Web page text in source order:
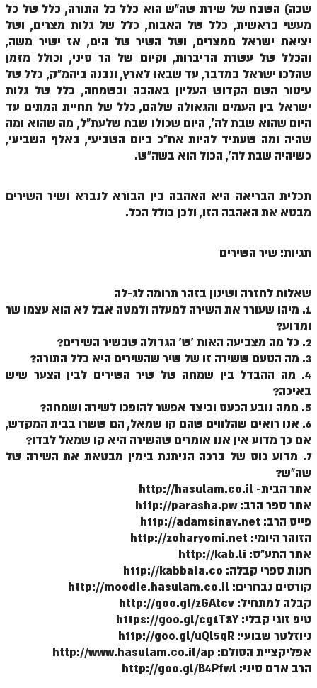
זוהר בלק למתחילים
זוהר בלק למתקדמים
זוהר פנחס למתחילים
זוהר פנחס למתקדמים
זוהר ואתחנן למתחילים
זוהר עקב מתחילים
זהר שופטים מתחילים
זוהר כי תצא מתקדמים
זוהר וילך השקפה
זוהר וילך מתקדמים
שידור חי
תגיות ונושאים
אודות האתר
אודות אתר הזוהר היומי
אודות בית מדרש הסולם
גדולי ישראל על הזוהר
אפליקציית ספר הזוהר הקדוש
הקדשות על דיסקים
תרומות
שכה) השבח של שירת שה"ש הוא כלל כל התורה, כלל של כל
מעשי בראשית, כלל של האבות, כלל של גלות מצרים, ושל
יציאת ישראל ממצרים, ושל השיר של הים, אז ישיר משה,
והכלל של עשרת הדיברות, וקיום של הר סיני, וכולל מזמן
שהלכו ישראל במדבר, עד שבאו לארץ, ונבנה ביהמ"ק, כלל של
עיטור השם הקדוש העליון באהבה ובשמחה, כלל של גלות
ישראל בין העמים והגאולה שלהם, כלל של תחיית המתים עד
היום שהוא שבת לה', היום שכולו שבת שלעת"ל, מה שהוא ומה
שהיה ומה שעתיד להיות אח"כ ביום השביעי, באלף השביעי,
כשיהיה שבת לה', הכול הוא בשה"ש.
תכלית הבריאה היא האהבה בין הבורא לנברא ושיר השירים
מבטא את האהבה הזו, ולכן כולל הכל.
תגיות: שיר השירים
שאלות לחזרה ושינון בזהר תרומה לג-לה
1. מיהו שעורר את השירה למעלה ולמטה אבל לא הוא עצמו שר
ומדוע?
2. כל מה מצביעה האות 'ש' הגדולה שבשיר השירים?
3. מה הטעם ששירה זו של שיר שהשירים היא כלל התורה?
4. מה ההבדל בין שמחה של שיר השירים לבין הצער שיש
באיכה?
5. ממה נובע הכעס וכיצד אפשר להופכו לשירה ושמחה?
6. אנו רואים שהלווים שהם קו שמאל, הם ששרו בבית המקדש,
אם כך מדוע אין אנו אומרים שהשירה היא קו שמאל לבדו?
7. מדוע כוס של ברכה הניתנת בימין מבטאת את השירה של
שה"ש?
אתר הבית- http://hasulam.co.il
אתר ספר הרב: http://parasha.pw
פייס הרב: http://adamsinay.net
הזוהר היומי: http://zoharyomi.net
אתר התע"ס: http://kab.li
חנות ספרי קבלה: http://kabbala.co
קורסים נבחרים: http://moodle.hasulam.co.il
קבלה למתחיל: http://goo.gl/zGAtcv
טיפ זוגי קבלי: https://goo.gl/cg1T8Y
ניוזלטר שבועי: http://goo.gl/uQl5qR
אפליקציית הסולם: http://www.hasulam.co.il/ap
הרב אדם סיני: http://goo.gl/B4Pfwl